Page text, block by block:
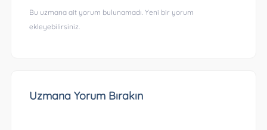
Bu uzmana ait yorum bulunamadı. Yeni bir yorum
ekleyebilirsiniz.
Uzmana Yorum Bırakın